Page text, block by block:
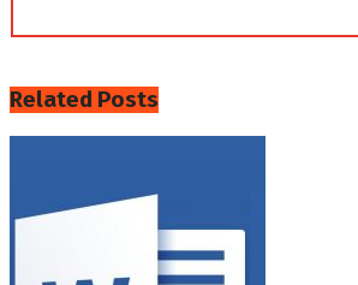
Related Posts